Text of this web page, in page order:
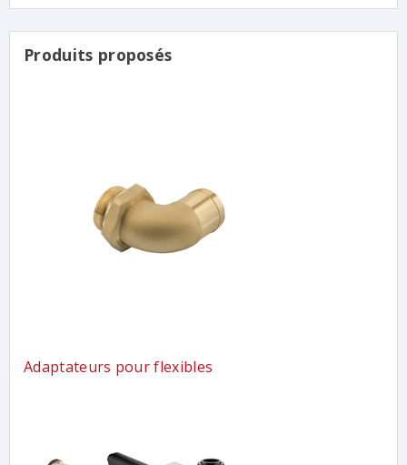
Produits proposés
Adaptateurs pour flexibles